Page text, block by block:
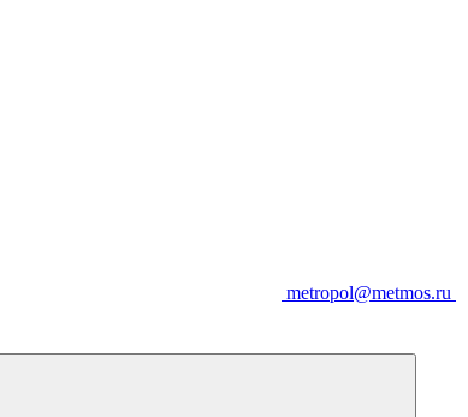
metropol@metmos.ru